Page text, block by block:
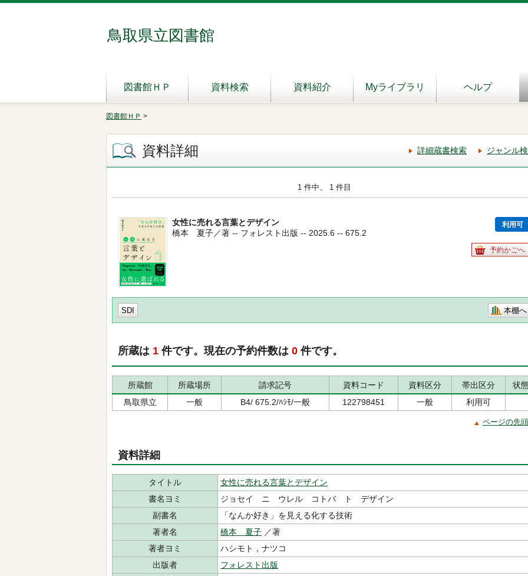
鳥取県立図書館
図書館ＨＰ 資料検索 資料紹介 Myライブラリ ヘルプ
図書館ＨＰ >
資料詳細 詳細蔵書検索 ジャンル
1 件中、 1 件目
女性に売れる言葉とデザイン 利用可
予約かごへ
橋本 夏子／著 -- フォレスト出版 -- 2025.6 -- 675.2
SDI 本棚へ
所蔵は 1 件です。現在の予約件数は 0 件です。
所蔵館 所蔵場所 請求記号 資料コード 資料区分 帯出区分
状
鳥取県立
一般 B4/ 675.2/ﾊｼﾓ/一般 122798451 一般 利用可
ページの先
資料詳細
タイトル
女性に売れる言葉とデザイン
書名ヨミ
ジョセイ ニ ウレル コトバ ト デザイン
副書名
「なんか好き」を見える化する技術
著者名
橋本 夏子 ／著
著者ヨミ
ハシモト，ナツコ
出版者
フォレスト出版